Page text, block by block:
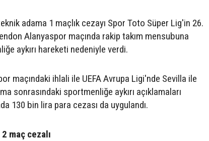
adama 1 maçlık cezayı Spor Toto Süper Lig'in 26.
Alanyaspor maçında rakip takım mensubuna
aykırı hareketi nedeniyle verdi.
maçındaki ihlali ile UEFA Avrupa Ligi'nde Sevilla ile
sonrasındaki sportmenliğe aykırı açıklamaları
130 bin lira para cezası da uygulandı.
maç cezalı